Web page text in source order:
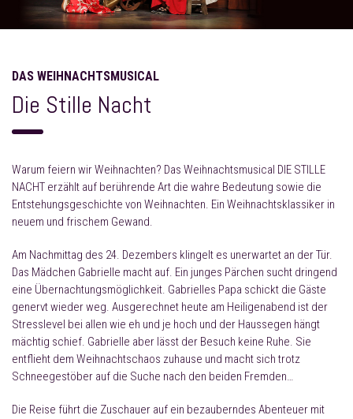
DAS WEIHNACHTSMUSICAL
Die Stille Nacht
Warum feiern wir Weihnachten? Das Weihnachtsmusical DIE STILLE
NACHT erzählt auf berührende Art die wahre Bedeutung sowie die
Entstehungsgeschichte von Weihnachten. Ein Weihnachtsklassiker in
neuem und frischem Gewand.
Am Nachmittag des 24. Dezembers klingelt es unerwartet an der Tür.
Das Mädchen Gabrielle macht auf. Ein junges Pärchen sucht dringend
eine Übernachtungsmöglichkeit. Gabrielles Papa schickt die Gäste
genervt wieder weg. Ausgerechnet heute am Heiligenabend ist der
Stresslevel bei allen wie eh und je hoch und der Haussegen hängt
mächtig schief. Gabrielle aber lässt der Besuch keine Ruhe. Sie
entflieht dem Weihnachtschaos zuhause und macht sich trotz
Schneegestöber auf die Suche nach den beiden Fremden…
Die Reise führt die Zuschauer auf ein bezauberndes Abenteuer mit